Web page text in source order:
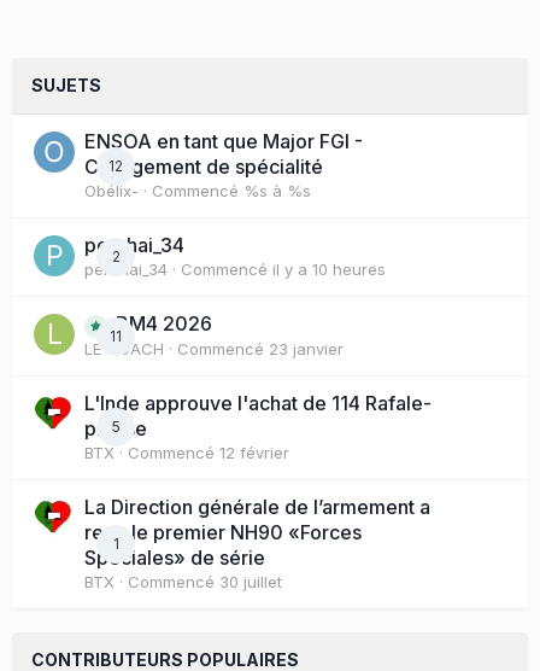
SUJETS
12
ENSOA en tant que Major FGI -
Changement de spécialité
Obélix- · Commencé %s à %s
2
perchai_34
perchai_34 · Commencé il y a 10 heures
11BM4 2026
LE COACH · Commencé 23 janvier
5
L'Inde approuve l'achat de 114 Rafale-
presse
BTX · Commencé 12 février
1
La Direction générale de l’armement a
reçu le premier NH90 «Forces
Spéciales» de série
BTX · Commencé 30 juillet
CONTRIBUTEURS POPULAIRES